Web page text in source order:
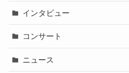
インタビュー
コンサート
ニュース